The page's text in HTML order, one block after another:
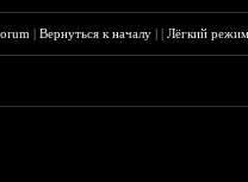
|Вернуться к началу ||Лёгкий